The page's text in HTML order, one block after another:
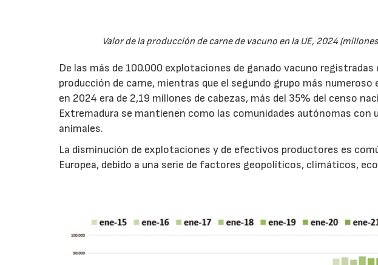
Valor de la producción de carne de vacuno en la UE, 2024
De las más de 100.000 explotaciones de ganado vacuno registradas
producción de carne, mientras que el segundo grupo más numeroso
en 2024 era de 2,19 millones de cabezas, más del 35% del censo
Extremadura se mantienen como las comunidades autónomas con
animales.
La disminución de explotaciones y de efectivos productores es
Europea, debido a una serie de factores geopolíticos, climáticos,